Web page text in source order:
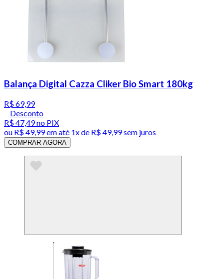
Balança Digital Cazza Cliker Bio Smart 180kg
R$ 69,99
Desconto
R$ 47,49no PIX
ou R$ 49,99em até 1x de R$ 49,99sem juros
COMPRAR AGORA